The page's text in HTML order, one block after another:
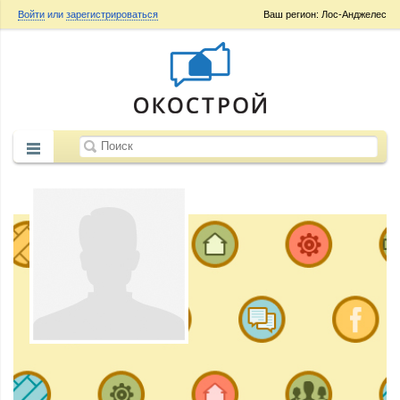
Ваш регион: Лос-Анджелес
Войти или зарегистрироваться